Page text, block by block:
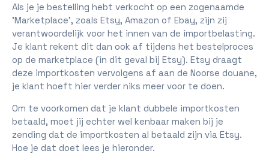
Als je je bestelling hebt verkocht op een zogenaamde
'Marketplace', zoals Etsy, Amazon of Ebay, zijn zij
verantwoordelijk voor het innen van de importbelasting.
Je klant rekent dit dan ook af tijdens het bestelproces
op de marketplace (in dit geval bij Etsy). Etsy draagt
deze importkosten vervolgens af aan de Noorse douane,
je klant hoeft hier verder niks meer voor te doen.
Om te voorkomen dat je klant dubbele importkosten
betaald, moet jij echter wel kenbaar maken bij je
zending dat de importkosten al betaald zijn via Etsy.
Hoe je dat doet lees je hieronder.